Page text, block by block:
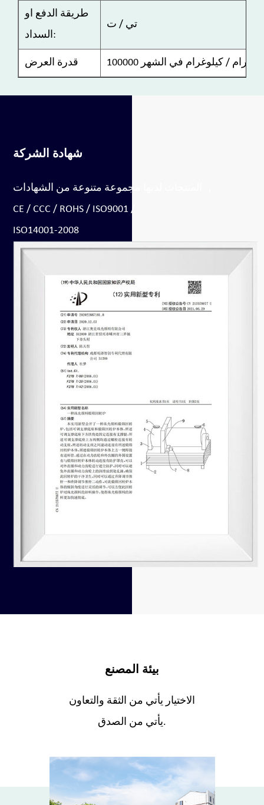
طريقة الدفع او
السداد:
تي / ت
قدرة العرض كيلوغرام / كيلوغرام في الشهر
شهادة الشركة
CE / CCC / ROHS / ISO9001 /
ISO14001-2008
بيئة المصنع
الاختيار يأتي من الثقة والتعاون
يأتي من الصدق.